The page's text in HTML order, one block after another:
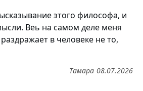
этого философа, и
Веь на самом деле меня
в человеке не то,
08.07.2026
Тамара